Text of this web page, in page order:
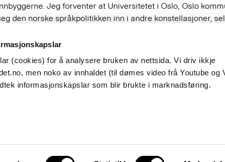
(cookies) for å analysere bruken av nettsida. Vi driv ikkje
men noko av innhaldet (til dømes video frå Youtube og
informasjonskapslar som blir brukte i marknadsføring.
Jeg forventer at Universitetet i Oslo, Oslo
den norske språkpolitikken inn i andre konstellasjoner,
til dem som står bak navnene.
De gråblå skyer samler seg, solen er borte. Jeg har visst
PS: Navnet Bislett stammer fra Bisålit
– et lite vertshus eller
Drammen.
0118 Oslo